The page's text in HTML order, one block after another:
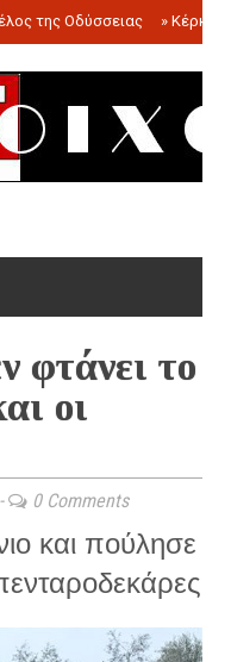
της Οδύσσειας »
φτάνει το
οι
0 Comments
και πούλησε